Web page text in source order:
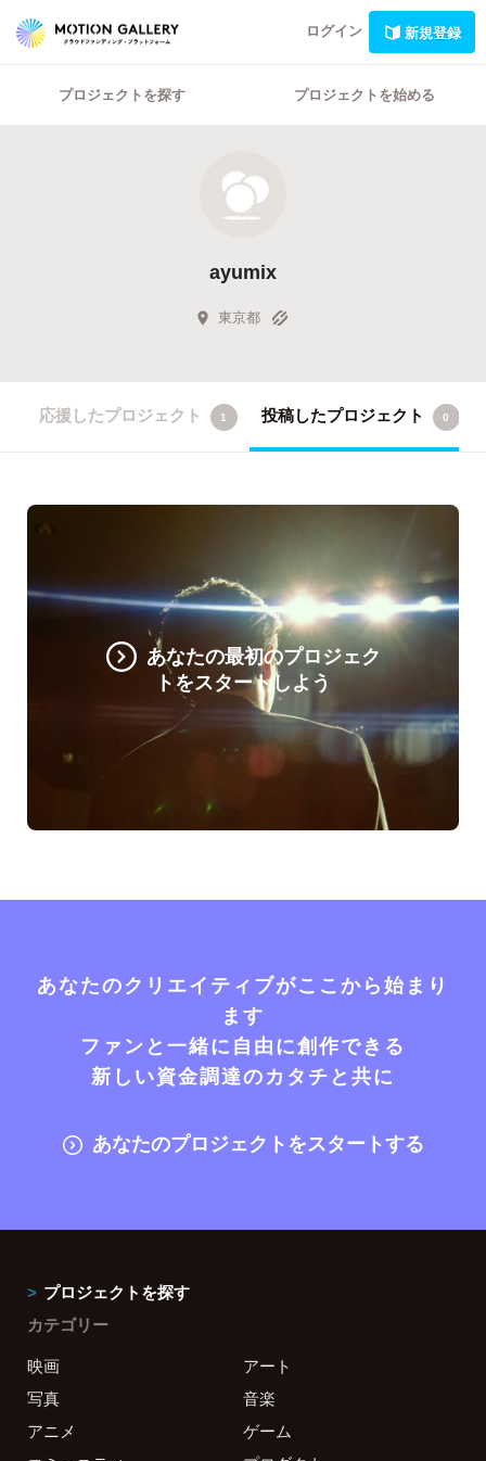
ログイン 新規登録
プロジェクトを探す プロジェクトを始める
ayumix
東京都
応援したプロジェクト 1 投稿したプロジェクト 0
あなたの最初のプロジェク
トをスタートしよう
あなたのクリエイティブがここから始まり
ます
ファンと一緒に自由に創作できる
新しい資金調達のカタチと共に
あなたのプロジェクトをスタートする
プロジェクトを探す
カテゴリー
映画
アート
写真
音楽
アニメ
ゲーム